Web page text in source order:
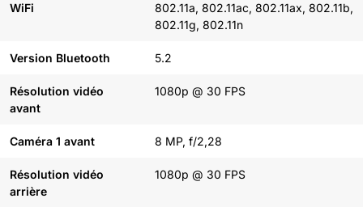
WiFi
802.11a, 802.11ac, 802.11ax, 802.11b,
802.11g, 802.11n
Version Bluetooth 5.2
Résolution vidéo
avant
1080p @ 30 FPS
Caméra 1 avant 8 MP, f/2,28
Résolution vidéo
arrière
1080p @ 30 FPS